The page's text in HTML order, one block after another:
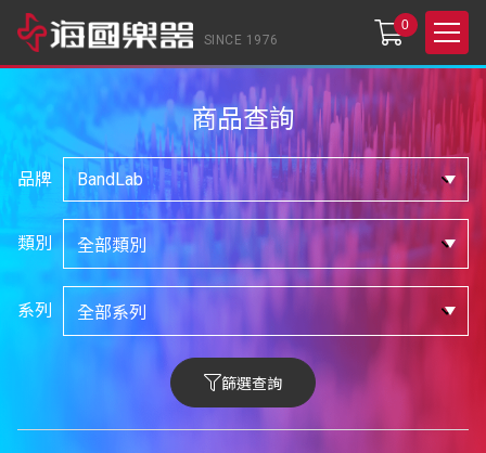
SINCE 1976
0
商品查詢
品牌
類別
系列
篩選查詢